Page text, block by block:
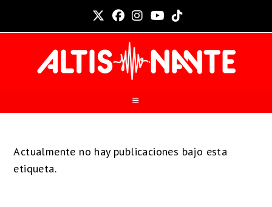
Actualmente no hay publicaciones bajo esta
etiqueta.